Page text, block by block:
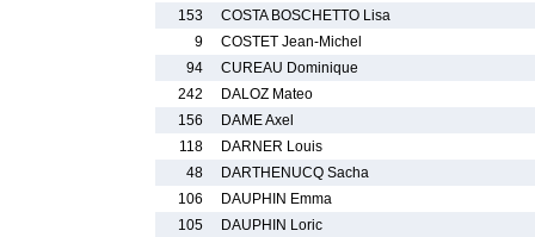
153
COSTA BOSCHETTO Lisa
9
COSTET Jean-Michel
94
CUREAU Dominique
242
DALOZ Mateo
156
DAME Axel
118
DARNER Louis
48
DARTHENUCQ Sacha
106
DAUPHIN Emma
105
DAUPHIN Loric